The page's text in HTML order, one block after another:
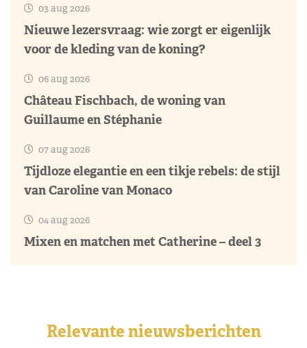
03 aug 2026
Nieuwe lezersvraag: wie zorgt er eigenlijk
voor de kleding van de koning?
06 aug 2026
Château Fischbach, de woning van
Guillaume en Stéphanie
07 aug 2026
Tijdloze elegantie en een tikje rebels: de stijl
van Caroline van Monaco
04 aug 2026
Mixen en matchen met Catherine – deel 3
Relevante nieuwsberichten